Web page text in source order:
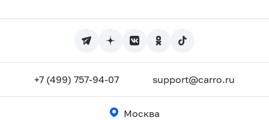
+7 (499) 757-94-07 support@carro.ru
Москва